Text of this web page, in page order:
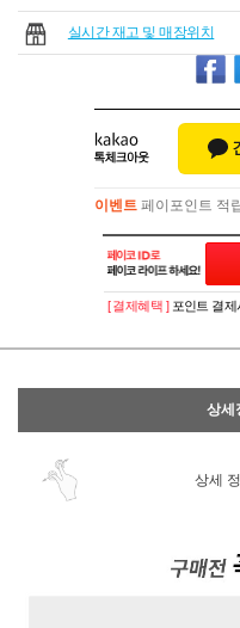
실시간 재고 및 매장위치
이벤트 페이포인트 적
이벤트페이포인트 적
[ 결제혜택 ] 포인트 결제
상세
상세